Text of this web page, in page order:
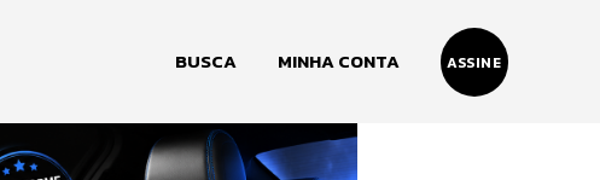
BUSCA MINHA CONTA ASSINE